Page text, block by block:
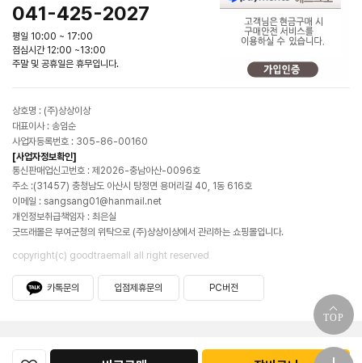
041-425-2027
평일 10:00 ~ 17:00
점심시간 12:00 ~13:00
주말 및 공휴일은 휴무입니다.
상호명 : (주)상상이상
대표이사 : 송임순
사업자등록번호 : 305-86-00160
[사업자정보확인]
통신판매업신고번호 : 제2026-충남아산-0096호
주소 :(31457) 충청남도 아산시 탕정면 용머리길 40, 1동 616호
이메일 : sangsang01@hanmail.net
개인정보취급책임자 : 최은실
굿뜨래몰은 부여군청의 위탁으로 (주)상상이상에서 관리하는 쇼핑몰입니다.
copyright(c) goodtraemall all right reserved
카톡문의 입점제휴문의 PC버전
TOP